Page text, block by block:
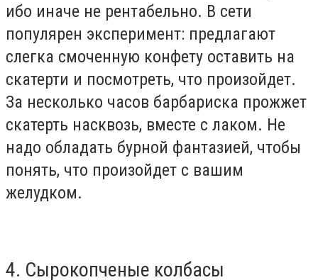
ибо иначе не рентабельно. В сети
популярен эксперимент: предлагают
слегка смоченную конфету оставить на
скатерти и посмотреть, что произойдет.
За несколько часов барбариска прожжет
скатерть насквозь, вместе с лаком. Не
надо обладать бурной фантазией, чтобы
понять, что произойдет с вашим
желудком.
4. Сырокопченые колбасы